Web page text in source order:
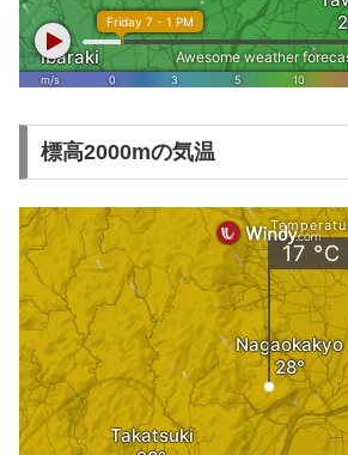
標高2000mの気温